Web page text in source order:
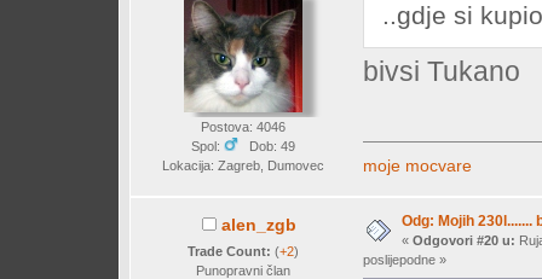
Postova: 4046
Spol:
Dob: 49
Lokacija: Zagreb, Dumovec
..gdje si
bivsi Tukano
moje mocvare
alen_zgb
Trade Count: (+2)
Punopravni član
Odg: Mojih 230l.......
« Odgovori #20 u:
poslijepodne »